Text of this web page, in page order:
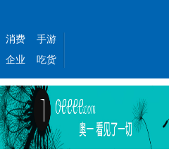
消费
手游
企业
吃货